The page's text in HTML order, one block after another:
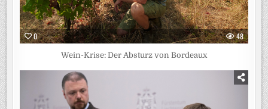
0 48
Wein-Krise: Der Absturz von Bordeaux